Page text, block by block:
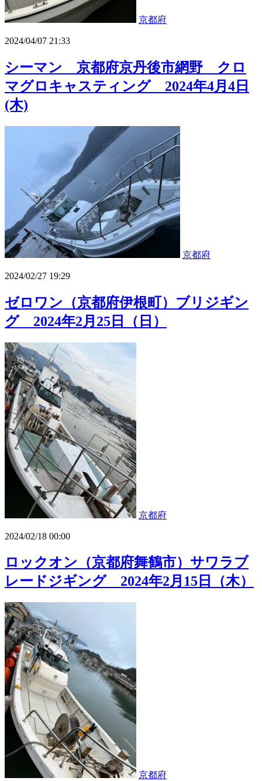
京都府
2024/04/07 21:33
シーマン 京都府京丹後市網野 クロ
マグロキャスティング 2024年4月4日
(木)
京都府
2024/02/27 19:29
ゼロワン（京都府伊根町）ブリジギン
グ 2024年2月25日（日）
京都府
2024/02/18 00:00
ロックオン（京都府舞鶴市）サワラブ
レードジギング 2024年2月15日（木）
京都府